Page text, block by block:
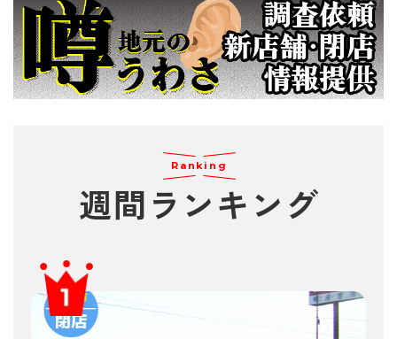
Ranking
週間 ランキング